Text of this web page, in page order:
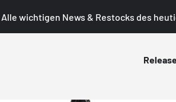
Alle wichtigen News & Restocks des